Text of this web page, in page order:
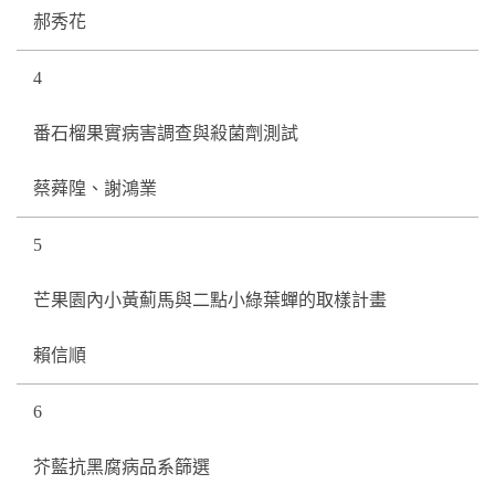
郝秀花
4
番石榴果實病害調查與殺菌劑測試
蔡蕣隍、謝鴻業
5
芒果園內小黃薊馬與二點小綠葉蟬的取樣計畫
賴信順
6
芥藍抗黑腐病品系篩選